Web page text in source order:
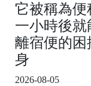
它被稱為便
一小時後
離宿便的困
身
2026-08-05